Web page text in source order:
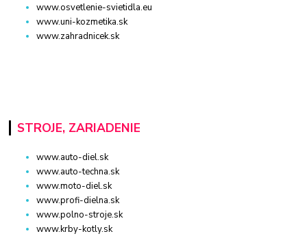
www.osvetlenie-svietidla.eu
www.uni-kozmetika.sk
www.zahradnicek.sk
STROJE, ZARIADENIE
www.auto-diel.sk
www.auto-techna.sk
www.moto-diel.sk
www.profi-dielna.sk
www.polno-stroje.sk
www.krby-kotly.sk